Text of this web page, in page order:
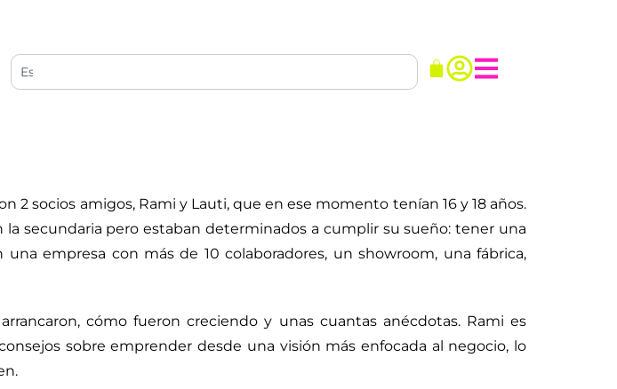
socios amigos, Rami y Lauti, que en ese momento tenían 16 y 18 años.
secundaria pero estaban determinados a cumplir su sueño: tener una
empresa con más de 10 colaboradores, un showroom, una fábrica,
cómo fueron creciendo y unas cuantas anécdotas. Rami es
sobre emprender desde una visión más enfocada al negocio, lo